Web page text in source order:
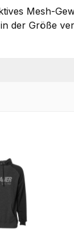
Mesh-
der Größe